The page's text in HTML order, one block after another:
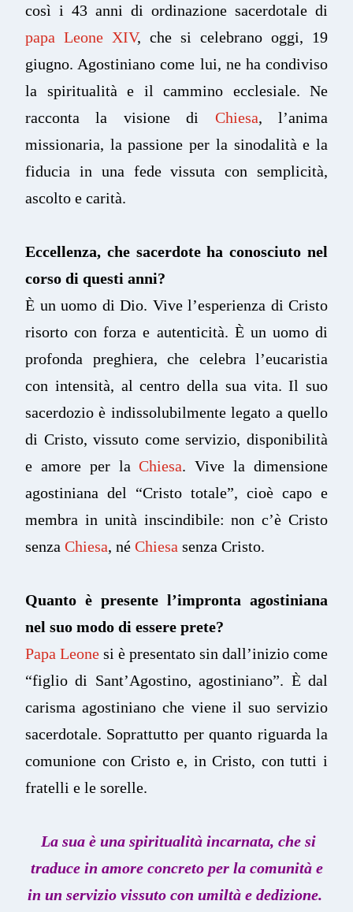
così i 43 anni di ordinazione sacerdotale di
papa Leone XIV, che si celebrano oggi, 19
giugno. Agostiniano come lui, ne ha condiviso
la spiritualità e il cammino ecclesiale. Ne
racconta la visione di Chiesa, l’anima
missionaria, la passione per la sinodalità e la
fiducia in una fede vissuta con semplicità,
ascolto e carità.
Eccellenza, che sacerdote ha conosciuto nel
corso di questi anni?
È un uomo di Dio. Vive l’esperienza di Cristo
risorto con forza e autenticità. È un uomo di
profonda preghiera, che celebra l’eucaristia
con intensità, al centro della sua vita. Il suo
sacerdozio è indissolubilmente legato a quello
di Cristo, vissuto come servizio, disponibilità
e amore per laChiesa. Vive la dimensione
agostiniana del “Cristo totale”, cioè capo e
membra in unità inscindibile: non c’è Cristo
senza Chiesa, né Chiesa senza Cristo.
Quanto è presente l’impronta agostiniana
nel suo modo di essere prete?
Papa Leone si è presentato sin dall’inizio come
“figlio di Sant’Agostino, agostiniano”. È dal
carisma agostiniano che viene il suo servizio
sacerdotale. Soprattutto per quanto riguarda la
comunione con Cristo e, in Cristo, con tutti i
fratelli e le sorelle.
La sua è una spiritualità incarnata, che si
traduce in amore concreto per la comunità e
in un servizio vissuto con umiltà e dedizione.